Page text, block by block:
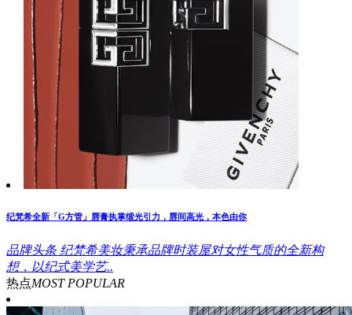
纪梵希全新「G方管」唇膏执掌缎光引力，唇间高光，本色由你
品牌头条 纪梵希美妆秉承品牌时装屋对女性气质的全新构
想，以纪式美学艺..
热点MOST POPULAR